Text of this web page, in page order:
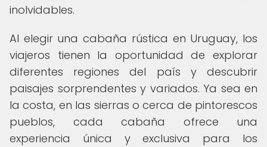
inolvidables.
Al elegir una cabaña rústica en Uruguay, los
viajeros tienen la oportunidad de explorar
diferentes regiones del país y descubrir
paisajes sorprendentes y variados. Ya sea en
la costa, en las sierras o cerca de pintorescos
pueblos, cada cabaña ofrece una
experiencia única y exclusiva para los